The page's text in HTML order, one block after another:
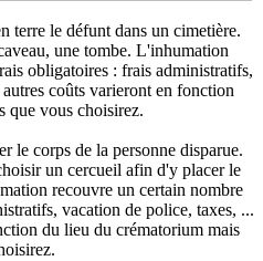
terre le défunt dans un cimetière.
une tombe. L'inhumation
obligatoires : frais administratifs,
coûts varieront en fonction
que vous choisirez.
le corps de la personne disparue.
un cercueil afin d'y placer le
recouvre un certain nombre
vacation de police, taxes, ...
du lieu du crématorium mais